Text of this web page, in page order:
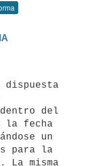
del
la fecha
un
para la
misma